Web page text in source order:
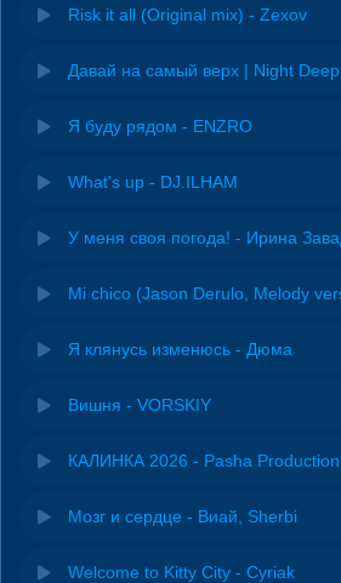
Risk it all (Original mix) - Zexov
Давай на самый верх | Night
Я буду рядом - ENZRO
What's up - DJ.ILHAM
У меня своя погода! - Ирина
Я клянусь изменюсь - Дюма
Вишня - VORSKIY
КАЛИНКА 2026 - Pasha Production
Мозг и сердце - Виай, Sherbi
Welcome to Kitty City - Cyriak